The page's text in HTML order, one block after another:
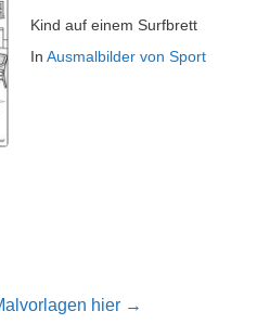
Kind auf einem Surfbrett
In Ausmalbilder von Sport
hier →